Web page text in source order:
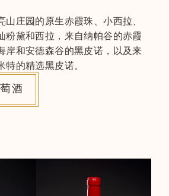
山庄园的原生赤霞珠、小西拉、
粉黛和西拉，来自纳帕谷的赤霞
岸和安德森谷的黑皮诺，以及来
特的精选黑皮诺。
酒